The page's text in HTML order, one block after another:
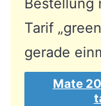
Tarif
gerade
Mate